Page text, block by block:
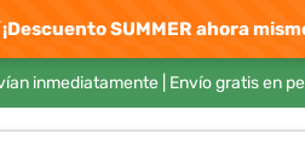
¡Descuento SUMMER ahora
inmediatamente | Envío gratis en